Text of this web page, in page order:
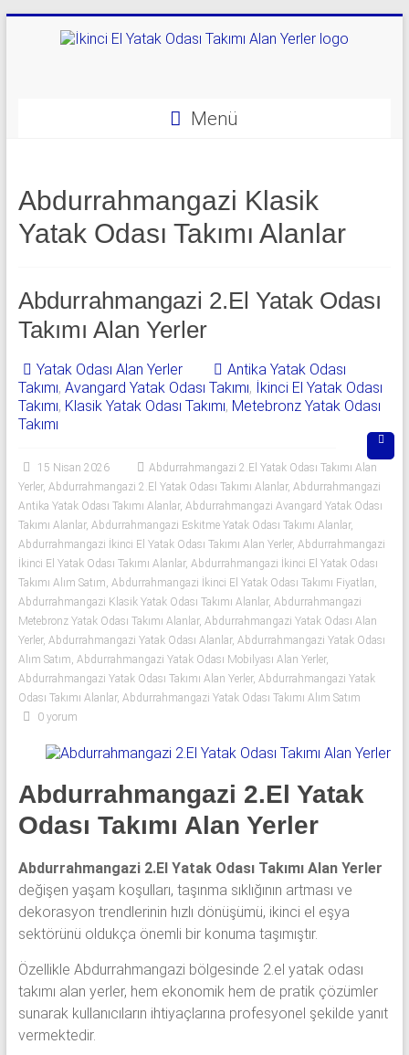
Yerler
|
542
541
06
06
|
Yıldız
Spot
Yatak
odası
alan
yerler
olarak
2.el
yatak
odası,
yatak
Avangard
yatak
Antika
yatak
odası
ve
yatak
odası
takımı
alınmaktadır.
Menü
Abdurrahmangazi Klasik
Yatak Odası Takımı Alanlar
Abdurrahmangazi 2.El Yatak Odası
Takımı Alan Yerler
Yatak Odası Alan Yerler
Antika Yatak Odası
Takımı, Avangard Yatak Odası Takımı, İkinci El Yatak Odası
Takımı, Klasik Yatak Odası Takımı, Metebronz Yatak Odası
Takımı
15 Nisan 2026
Abdurrahmangazi 2.El Yatak Odası Takımı Alan
Yerler, Abdurrahmangazi 2.El Yatak Odası Takımı Alanlar, Abdurrahmangazi
Antika Yatak Odası Takımı Alanlar, Abdurrahmangazi Avangard Yatak Odası
Takımı Alanlar, Abdurrahmangazi Eskitme Yatak Odası Takımı Alanlar,
Abdurrahmangazi İkinci El Yatak Odası Takımı Alan Yerler, Abdurrahmangazi
İkinci El Yatak Odası Takımı Alanlar, Abdurrahmangazi İkinci El Yatak Odası
Takımı Alım Satım, Abdurrahmangazi İkinci El Yatak Odası Takımı Fiyatları,
Abdurrahmangazi Klasik Yatak Odası Takımı Alanlar, Abdurrahmangazi
Metebronz Yatak Odası Takımı Alanlar, Abdurrahmangazi Yatak Odası Alan
Yerler, Abdurrahmangazi Yatak Odası Alanlar, Abdurrahmangazi Yatak Odası
Alım Satım, Abdurrahmangazi Yatak Odası Mobilyası Alan Yerler,
Abdurrahmangazi Yatak Odası Takımı Alan Yerler, Abdurrahmangazi Yatak
Odası Takımı Alanlar, Abdurrahmangazi Yatak Odası Takımı Alım Satım
0 yorum
Abdurrahmangazi 2.El Yatak
Odası Takımı Alan Yerler
Abdurrahmangazi 2.El Yatak Odası Takımı Alan Yerler
değişen yaşam koşulları, taşınma sıklığının artması ve
dekorasyon trendlerinin hızlı dönüşümü, ikinci el eşya
sektörünü oldukça önemli bir konuma taşımıştır.
Özellikle Abdurrahmangazi bölgesinde 2.el yatak odası
takımı alan yerler, hem ekonomik hem de pratik çözümler
sunarak kullanıcıların ihtiyaçlarına profesyonel şekilde yanıt
vermektedir.